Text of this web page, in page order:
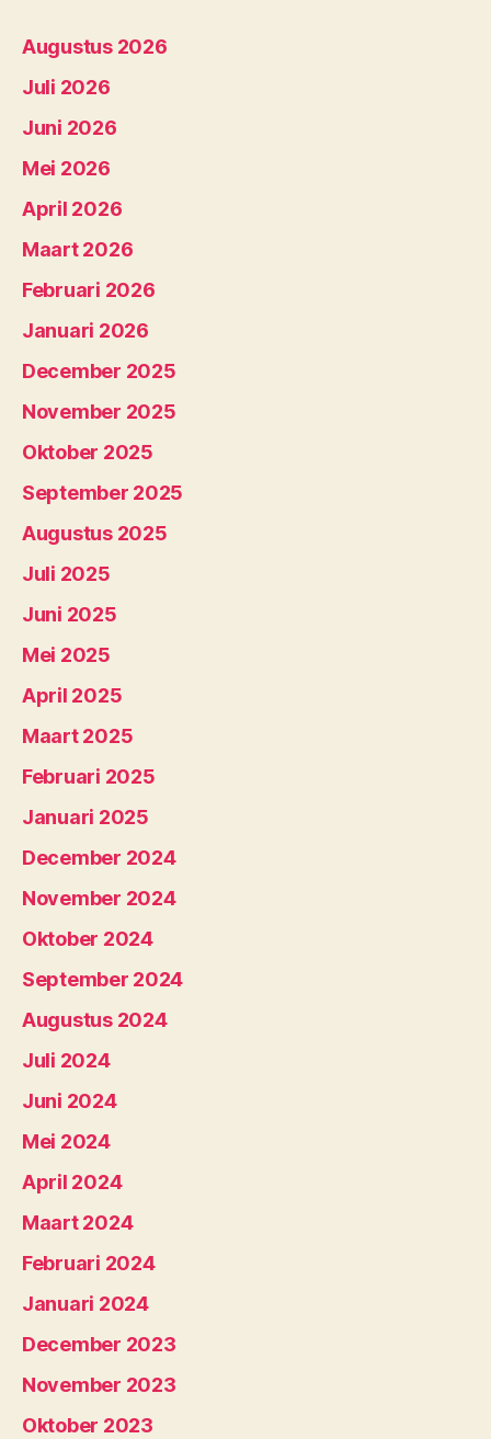
Augustus 2026
Juli 2026
Juni 2026
Mei 2026
April 2026
Maart 2026
Februari 2026
Januari 2026
December 2025
November 2025
Oktober 2025
September 2025
Augustus 2025
Juli 2025
Juni 2025
Mei 2025
April 2025
Maart 2025
Februari 2025
Januari 2025
December 2024
November 2024
Oktober 2024
September 2024
Augustus 2024
Juli 2024
Juni 2024
Mei 2024
April 2024
Maart 2024
Februari 2024
Januari 2024
December 2023
November 2023
Oktober 2023